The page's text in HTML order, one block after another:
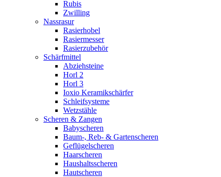
Rubis
Zwilling
Nassrasur
Rasierhobel
Rasiermesser
Rasierzubehör
Schärfmittel
Abziehsteine
Horl 2
Horl 3
Ioxio Keramikschärfer
Schleifsysteme
Wetzstähle
Scheren & Zangen
Babyscheren
Baum-, Reb- & Gartenscheren
Geflügelscheren
Haarscheren
Haushaltsscheren
Hautscheren